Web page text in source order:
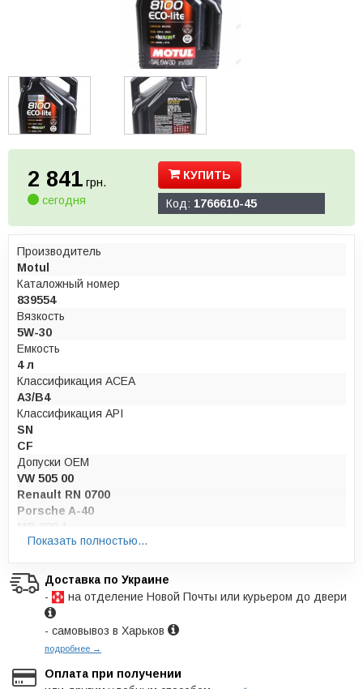
2 841 грн.
сегодня
КУПИТЬ
Код: 1766610-45
Производитель
Motul
Каталожный номер
839554
Вязкость
5W-30
Емкость
4 л
Классификация ACEA
A3/B4
Классификация API
SN
CF
Допуски OEM
VW 505 00
Renault RN 0700
Porsche A-40
MB 229.1
VW 501 01
Fiat 9.55535-M2
BMW Longlife-01
Man 271
MTU Type-2
Cummins CES 20078
Показать полностью...
Доставка по Украине
-
на отделение Новой Почты или курьером до двери
- самовывоз в Харьков
подробнее →
Оплата при получении